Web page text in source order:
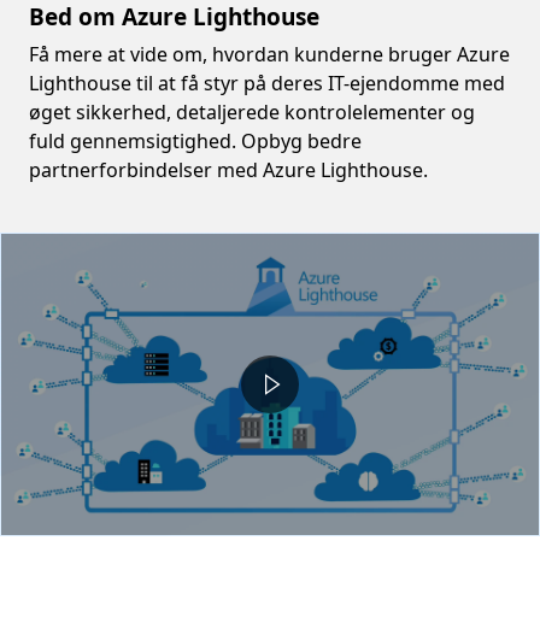
Bed om Azure Lighthouse
Få mere at vide om, hvordan kunderne bruger Azure
Lighthouse til at få styr på deres IT-ejendomme med
øget sikkerhed, detaljerede kontrolelementer og
fuld gennemsigtighed. Opbyg bedre
partnerforbindelser med Azure Lighthouse.